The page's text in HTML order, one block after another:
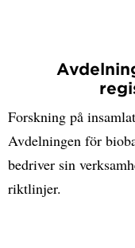
Forskning på
Avdelningen för
bedriver sin
riktlinjer.